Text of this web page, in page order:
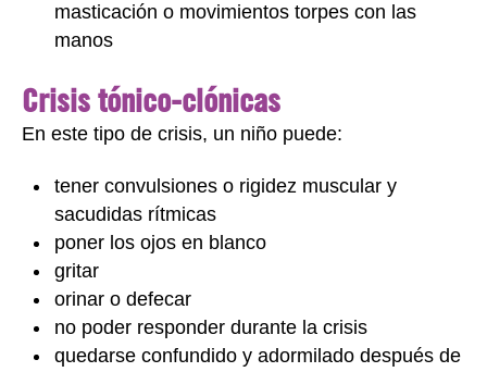
masticación o movimientos torpes con las
manos
Crisis tónico-clónicas
En este tipo de crisis, un niño puede:
tener convulsiones o rigidez muscular y
sacudidas rítmicas
poner los ojos en blanco
gritar
orinar o defecar
no poder responder durante la crisis
quedarse confundido y adormilado después de